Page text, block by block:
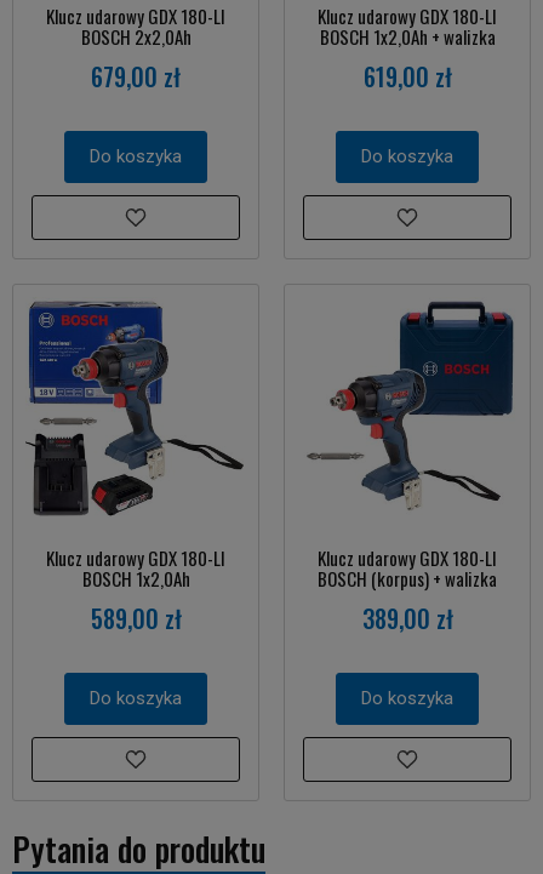
Klucz udarowy GDX 180-LI
BOSCH 2x2,0Ah
679,00 zł
Do koszyka
Klucz udarowy GDX 180-LI
BOSCH 1x2,0Ah + walizka
619,00 zł
Do koszyka
Klucz udarowy GDX 180-LI
BOSCH 1x2,0Ah
589,00 zł
Do koszyka
Klucz udarowy GDX 180-LI
BOSCH (korpus) + walizka
389,00 zł
Do koszyka
Pytania do produktu